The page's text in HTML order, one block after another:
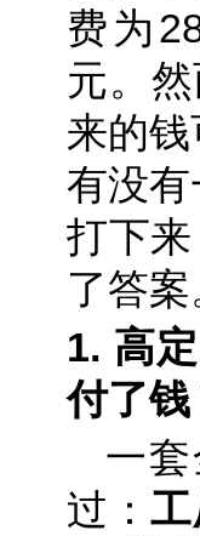
费为
元。
来的
有没
打下
了答案
1. 高
付了钱
一
过：